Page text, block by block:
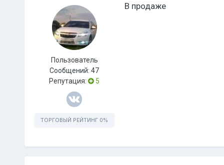
Пользователь
Сообщений:47
Репутация:
5
ТОРГОВЫЙ РЕЙТИНГ 0%
В продаже